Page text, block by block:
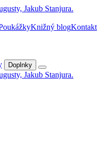
Knižný blogKontakt
Doplnky